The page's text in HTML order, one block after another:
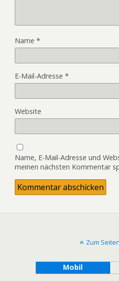
Name *
E-Mail-Adresse *
Website
Name, E-Mail-Adresse und
meinen nächsten Kommentar
Zum
Mobil